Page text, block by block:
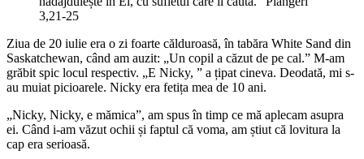
3,21-25
Ziua de 20 iulie era o zi foarte călduroasă, în tabăra White Sand din
Saskatchewan, când am auzit: „Un copil a căzut de pe cal.” M-am
grăbit spic locul respectiv. „E Nicky, ” a țipat cineva. Deodată, mi s-
au muiat picioarele. Nicky era fetița mea de 10 ani.
„Nicky, Nicky, e mămica”, am spus în timp ce mă aplecam asupra
ei. Când i-am văzut ochii și faptul că voma, am știut că lovitura la
cap era serioasă.